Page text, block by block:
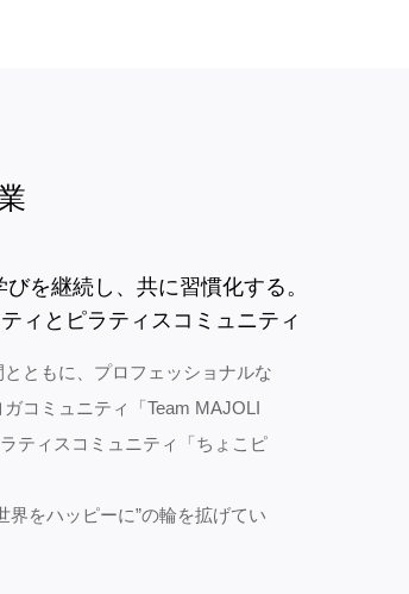
を継続し、共に習慣化する。
ィとピラティスコミュニティ
ともに、プロフェッショナルな
コミュニティ「Team MAJOLI
ティスコミュニティ「ちょこピ
界をハッピーに”の輪を拡げてい